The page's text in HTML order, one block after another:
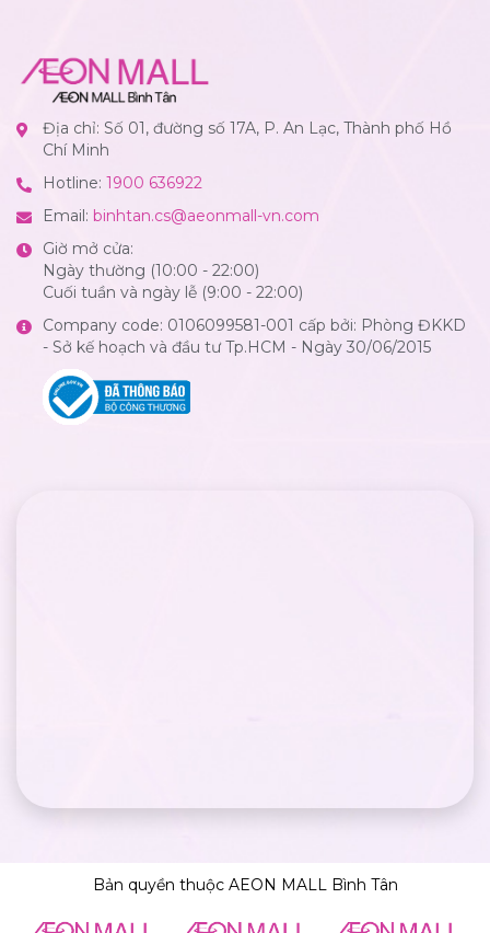
Địa chỉ: Số 01, đường số 17A, P. An Lạc, Thành phố Hồ
Chí Minh
Hotline: 1900 636922
Email: binhtan.cs@aeonmall-vn.com
Giờ mở cửa:
Ngày thường (10:00 - 22:00)
Cuối tuần và ngày lễ (9:00 - 22:00)
Company code: 0106099581-001 cấp bởi: Phòng ĐKKD
- Sở kế hoạch và đầu tư Tp.HCM - Ngày 30/06/2015
Bản quyền thuộc AEON MALL Bình Tân